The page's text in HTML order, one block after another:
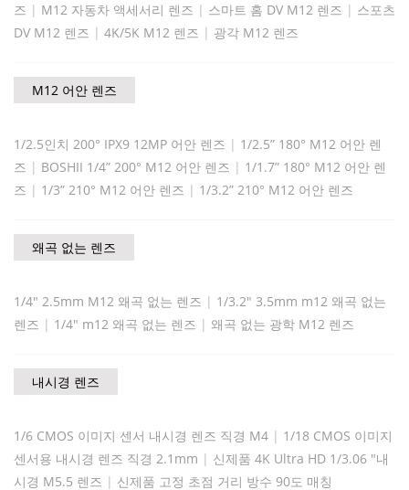
즈 | M12 자동차 액세서리 렌즈 | 스마트 홈 DV M12 렌즈 | 스포츠
DV M12 렌즈 | 4K/5K M12 렌즈 | 광각 M12 렌즈
M12 어안 렌즈
1/2.5인치 200° IPX9 12MP 어안 렌즈 | 1/2.5” 180° M12 어안 렌
즈 | BOSHII 1/4” 200° M12 어안 렌즈 | 1/1.7” 180° M12 어안 렌
즈 | 1/3” 210° M12 어안 렌즈 | 1/3.2” 210° M12 어안 렌즈
왜곡 없는 렌즈
1/4" 2.5mm M12 왜곡 없는 렌즈 | 1/3.2" 3.5mm m12 왜곡 없는
렌즈 | 1/4" m12 왜곡 없는 렌즈 | 왜곡 없는 광학 M12 렌즈
내시경 렌즈
1/6 CMOS 이미지 센서 내시경 렌즈 직경 M4 | 1/18 CMOS 이미지
센서용 내시경 렌즈 직경 2.1mm | 신제품 4K Ultra HD 1/3.06 "내
시경 M5.5 렌즈 | 신제품 고정 초점 거리 방수 90도 매칭